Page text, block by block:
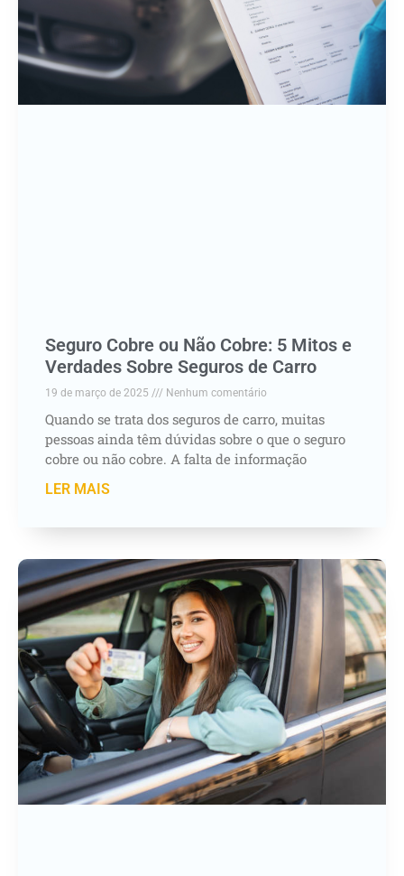
Seguro Cobre ou Não Cobre: 5 Mitos e
Verdades Sobre Seguros de Carro
19 de março de 2025 Nenhum comentário
Quando se trata dos seguros de carro, muitas
pessoas ainda têm dúvidas sobre o que o seguro
cobre ou não cobre. A falta de informação
LER MAIS